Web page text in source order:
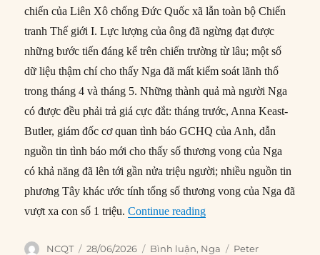
chiến của Liên Xô chống Đức Quốc xã lẫn toàn bộ Chiến
tranh Thế giới I. Lực lượng của ông đã ngừng đạt được
những bước tiến đáng kể trên chiến trường từ lâu; một số
dữ liệu thậm chí cho thấy Nga đã mất kiểm soát lãnh thổ
trong tháng 4 và tháng 5. Những thành quả mà người Nga
có được đều phải trả giá cực đắt: tháng trước, Anna Keast-
Butler, giám đốc cơ quan tình báo GCHQ của Anh, dẫn
nguồn tin tình báo mới cho thấy số thương vong của Nga
có khả năng đã lên tới gần nửa triệu người; nhiều nguồn tin
phương Tây khác ước tính tổng số thương vong của Nga đã
vượt xa con số 1 triệu.Continue reading“Tại sao việc Putin thất
Author
NCQT
Posted
28/06/2026 Categories
Bình luận, Nga Tags
Peter